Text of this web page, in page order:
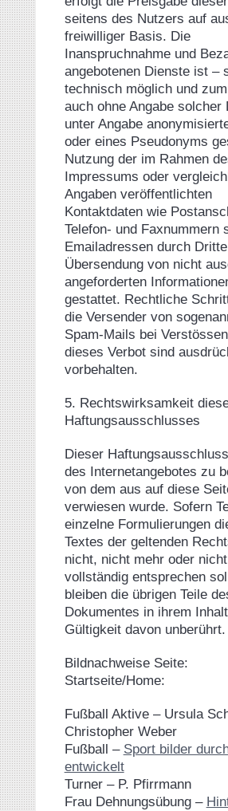
seitens des Nutzers auf
freiwilliger Basis. Die
Inanspruchnahme und
angebotenen Dienste ist –
technisch möglich und
auch ohne Angabe solcher
unter Angabe
oder eines Pseudonyms
Nutzung der im Rahmen
Impressums oder
Angaben veröffentlichten
Kontaktdaten wie
Telefon- und Faxnummern
Emailadressen durch
Übersendung von nicht
angeforderten
gestattet. Rechtliche
die Versender von
Spam-Mails bei
dieses Verbot sind
vorbehalten.
5. Rechtswirksamkeit
Haftungsausschlusses
Dieser
des Internetangebotes zu
von dem aus auf diese
verwiesen wurde. Sofern
einzelne Formulierungen
Textes der geltenden
nicht, nicht mehr oder nicht
vollständig entsprechen
bleiben die übrigen Teile
Dokumentes in ihrem
Gültigkeit davon unberührt.
Bildnachweise Seite:
Startseite/Home:
Fußball Aktive – Ursula
Christopher Weber
Fußball – Sport bilder
entwickelt
Turner – P. Pfirrmann
Frau Dehnungsübung –